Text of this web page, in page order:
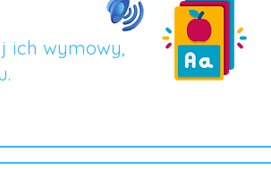
ich wymowy,